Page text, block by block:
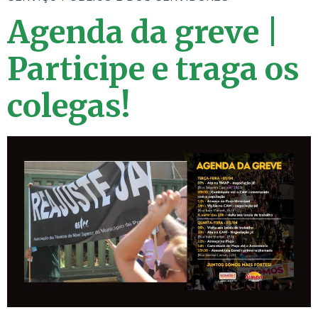
Agenda da greve |
Participe e traga os
colegas!